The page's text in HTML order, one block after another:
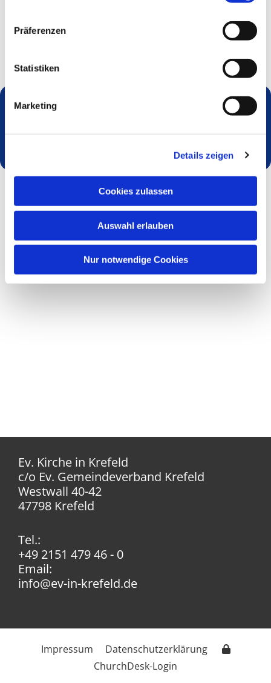
Präferenzen
Statistiken
Marketing
Details zeigen
Cookies zulassen
Auswahl erlauben
Nur notwendige Cookies
Ev. Kirche in Krefeld
c/o Ev. Gemeindeverband Krefeld
Westwall 40-42
47798 Krefeld
Tel.:
+49 2151 479 46 - 0
Email:
info@ev-in-krefeld.de
Impressum
Datenschutzerklärung
ChurchDesk-Login